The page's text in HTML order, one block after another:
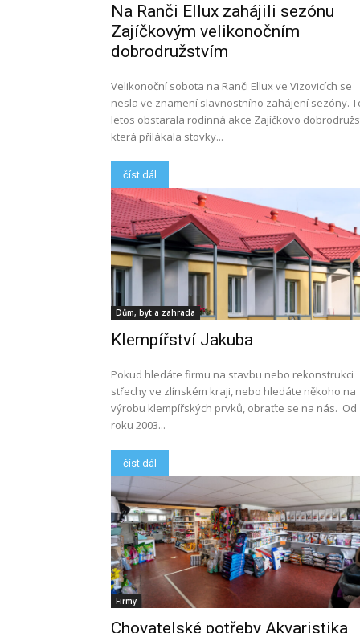
Na Ranči Ellux zahájili sezónu
Zajíčkovým velikonočním
dobrodružstvím
Velikonoční sobota na Ranči Ellux ve Vizovicích se
nesla ve znamení slavnostního zahájení sezóny.
letos obstarala rodinná akce Zajíčkovo
která přilákala stovky...
číst dál
Dům, byt a zahrada
Klempířství Jakuba
Pokud hledáte firmu na stavbu nebo rekonstrukci
střechy ve zlínském kraji, nebo hledáte někoho na
výrobu klempířských prvků, obraťte se na nás. Od
roku 2003...
číst dál
Firmy
Chovatelské potřeby Akvaristika